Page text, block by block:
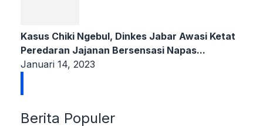
Kasus Chiki Ngebul, Dinkes Jabar Awasi Ketat
Peredaran Jajanan Bersensasi Napas...
Januari 14, 2023
Berita Populer